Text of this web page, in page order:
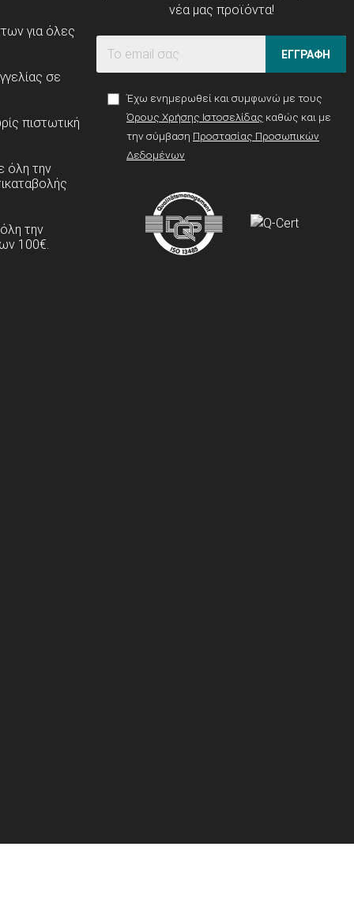
για όλες
σε
πιστωτική
όλη την
την
100€.
νέα μας προϊόντα!
ΕΓΓΡΑΦΗ
Έχω ενημερωθεί και συμφωνώ με τους
Όρους Χρήσης Ιστοσελίδας καθώς και με
την σύμβαση Προστασίας Προσωπικών
Δεδομένων